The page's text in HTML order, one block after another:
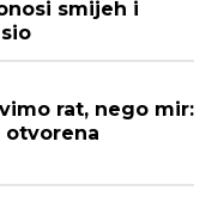
smijeh i
rat, nego mir:
otvorena